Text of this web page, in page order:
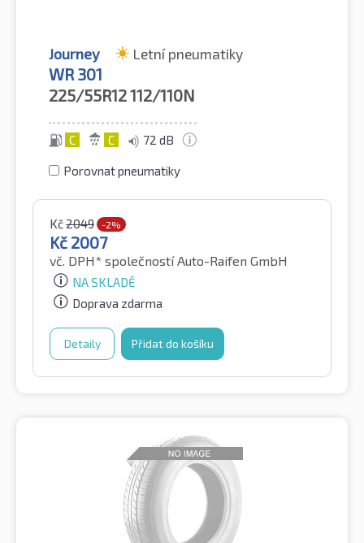
Journey Letní pneumatiky
WR 301
225/55R12112/110N
C C 72 dB
Porovnat pneumatiky
Kč2049 -2%
Kč 2007
vč. DPH* společností Auto-Raifen GmbH
NA SKLADĚ
Doprava zdarma
Detaily Přidat do košíku